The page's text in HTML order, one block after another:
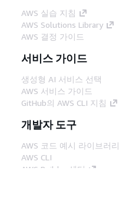
AWS 실습 지침
AWS Solutions Library
AWS 결정 가이드
서비스 가이드
생성형 AI 서비스 선택
AWS 서비스 가이드
GitHub의 AWS CLI 지침
개발자 도구
AWS 코드 예시 라이브러리
AWS CLI
AWS Builder 센터